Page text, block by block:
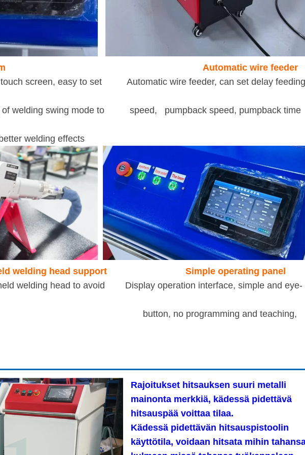
system Automatic wire feeder
touch screen, easy to set Automatic wire feeder, can set delay
of welding swing mode to speed, pumpback speed, pumpback time
welding effects
welding head support
Simple operating panel
welding head to avoid Display operation interface, simple and eye-
button, no programming and teaching,
Rajoitukset hitsauksen suuri metalli
mainonta merkkiä, kädessä pidettävä
hitsauspää voittaa tilaa.
Kädessä pidettävän hitsauspistoolin
käyttötila, voidaan hitsata mihin